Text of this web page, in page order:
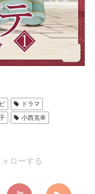
ドラマ
小西克幸
ローする